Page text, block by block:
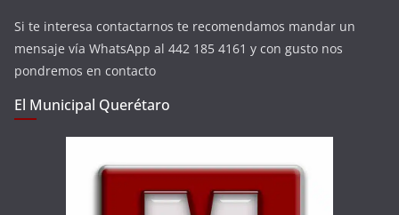
Si te interesa contactarnos te recomendamos mandar un
mensaje vía WhatsApp al 442 185 4161 y con gusto nos
pondremos en contacto
El Municipal Querétaro